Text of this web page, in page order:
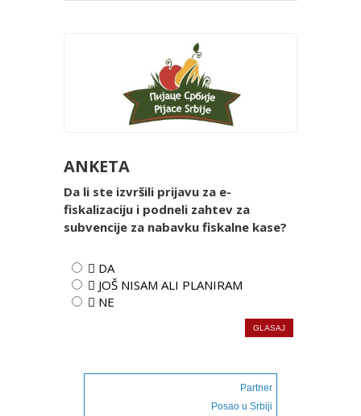
ANKETA
Da li ste izvršili prijavu za e-
fiskalizaciju i podneli zahtev za
subvencije za nabavku fiskalne kase?
 DA
 JOŠ NISAM ALI PLANIRAM
 NE
Partner
Posao u Srbiji